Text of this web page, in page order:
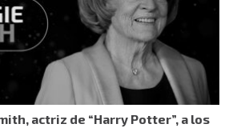
actriz de “Harry Potter”, a los